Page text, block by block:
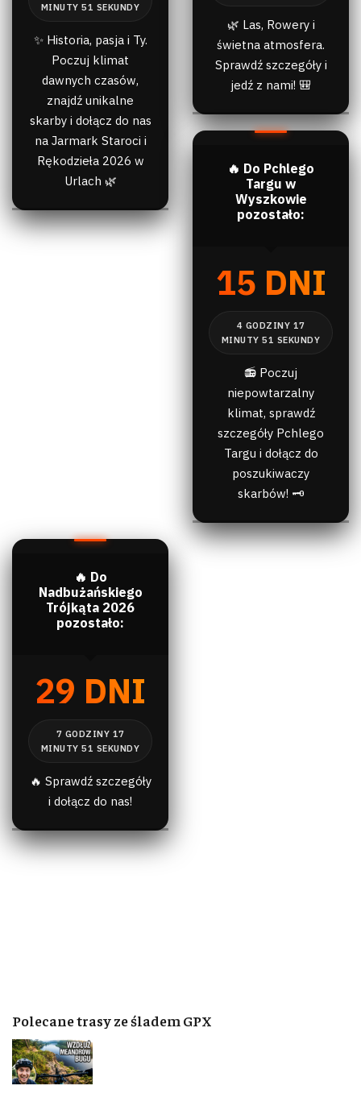
✨ Historia, pasja i Ty.
Poczuj klimat
dawnych czasów,
znajdź unikalne
skarby i dołącz do nas
na Jarmark Staroci i
Rękodzieła 2026 w
Urlach 🌿
🌿 Las, Rowery i
świetna atmosfera.
Sprawdź szczegóły i
jedź z nami! 🎒
🔥 Do Pchlego
Targu w
Wyszkowie
pozostało:
15 DNI
📻 Poczuj
niepowtarzalny
klimat, sprawdź
szczegóły Pchlego
Targu i dołącz do
poszukiwaczy
skarbów! 🗝️
🔥 Do
Nadbużańskiego
Trójkąta 2026
pozostało:
29 DNI
🔥 Sprawdź szczegóły
i dołącz do nas!
Polecane trasy ze śladem GPX